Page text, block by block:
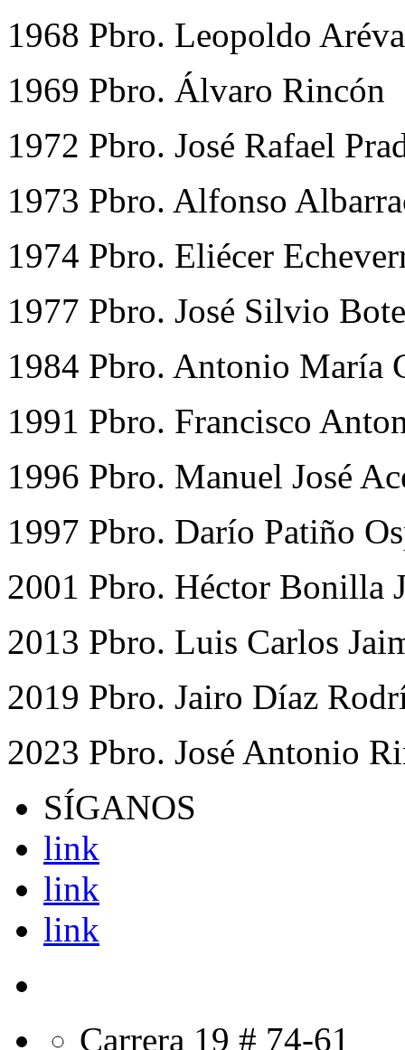
1968 Pbro. Leopoldo
1969 Pbro. Álvaro Rincón
1972 Pbro. José Rafael
1973 Pbro. Alfonso
1974 Pbro. Eliécer
1977 Pbro. José Silvio
1984 Pbro. Antonio María
1991 Pbro. Francisco
1996 Pbro. Manuel José
1997 Pbro. Darío Patiño
2001 Pbro. Héctor Bonilla
2013 Pbro. Luis Carlos
2019 Pbro. Jairo Díaz
2023 Pbro. José Antonio
SÍGANOS
link
link
link
Carrera 19 # 74-61